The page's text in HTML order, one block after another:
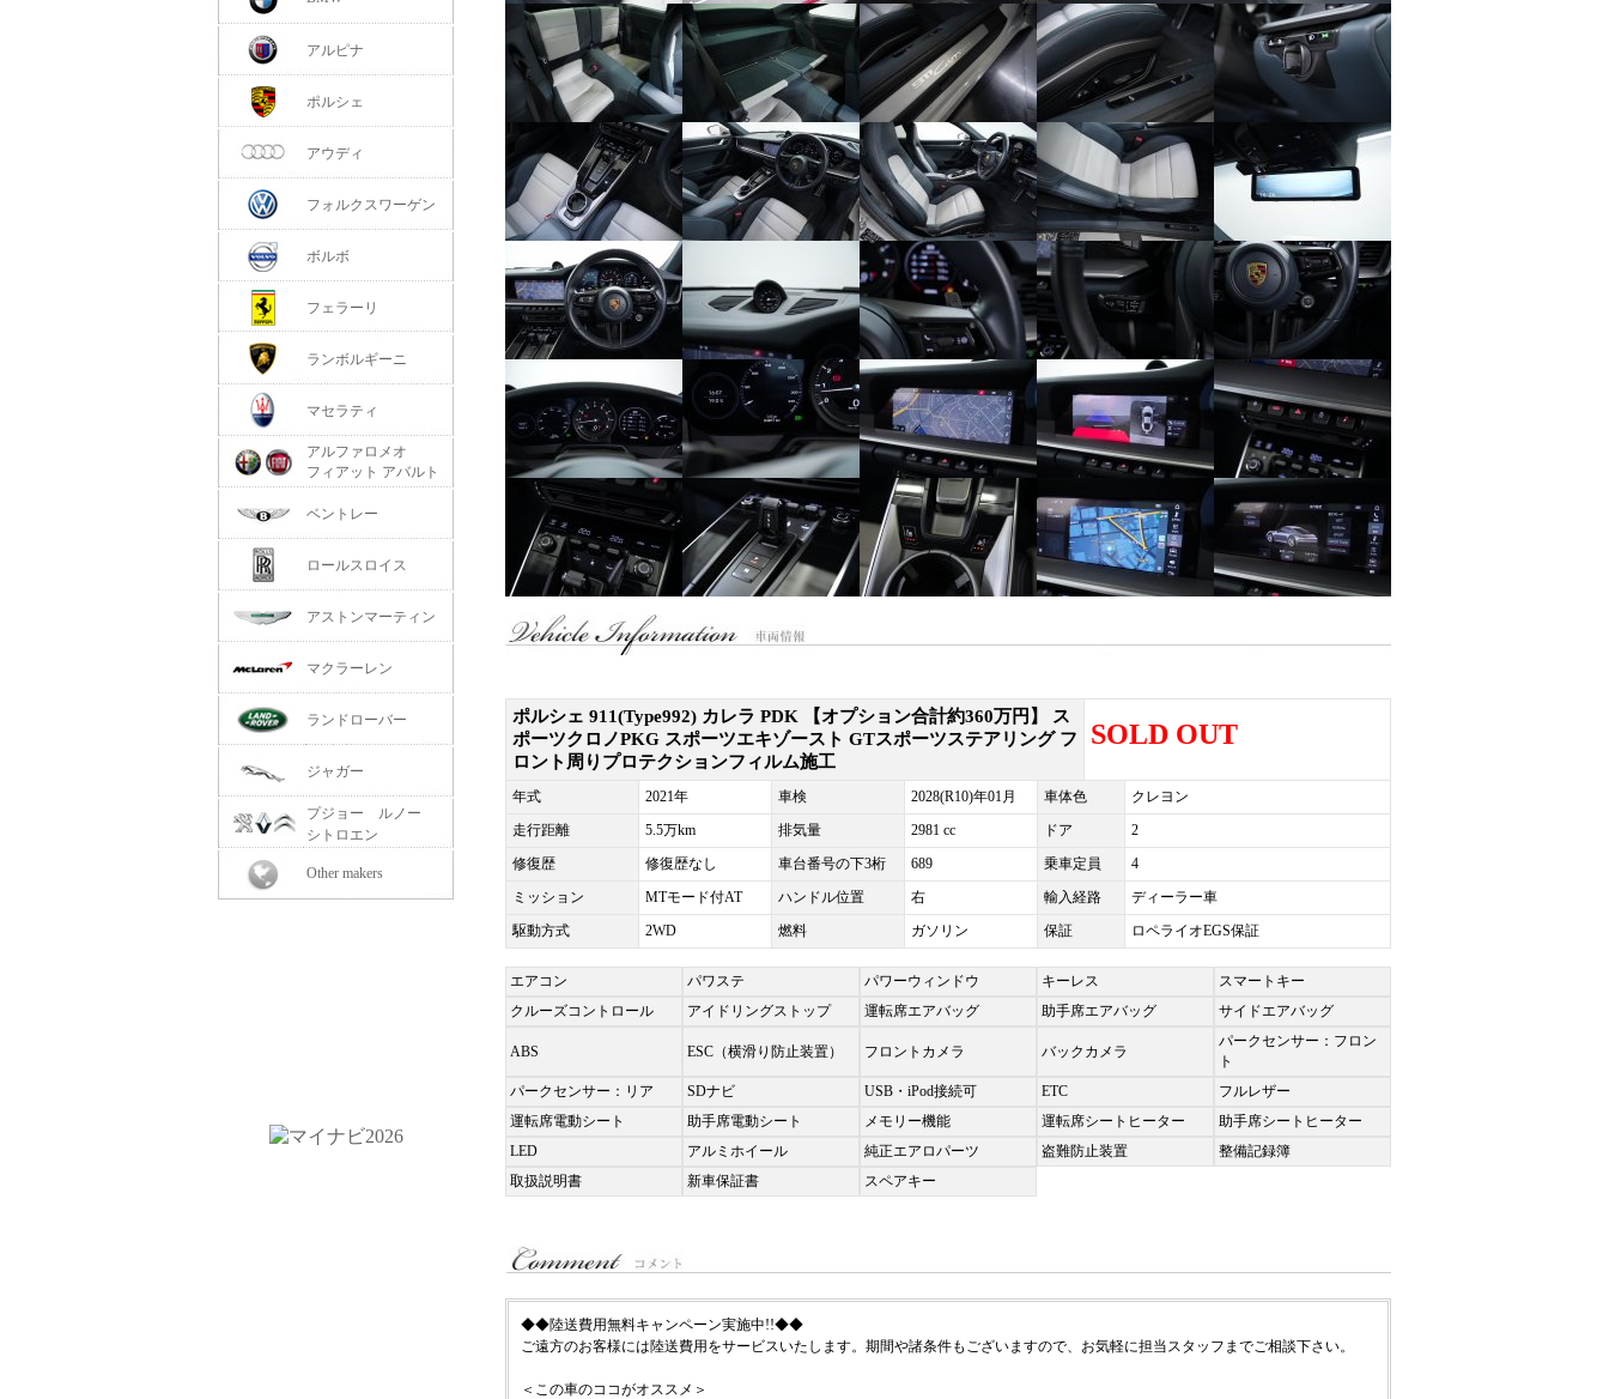
ポルシェ 911(Type992) カレラ PDK 【オプション合計約360万円】 ス
ポーツクロノPKG スポーツエキゾースト GTスポーツステアリング フ
ロント周りプロテクションフィルム施工
SOLD OUT
年式 2021年 車検 2028(R10)年01月 車体色
クレヨン
走行距離
5.5万km 排気量 2981 cc ドア
2
修復歴
修復歴なし 車台番号の下3桁 689 乗車定員
4
ミッション
MTモード付AT ハンドル位置 右 輸入経路
ディーラー車
駆動方式
2WD 燃料 ガソリン 保証 ロペライオEGS保証
エアコン パワステ パワーウィンドウ キーレス
スマートキー
クルーズコントロール
アイドリングストップ 運転席エアバッグ 助手席エアバッグ サイドエアバッグ
ABS ESC（横滑り防止装置） フロントカメラ バックカメラ
パークセンサー：フロン
ト
パークセンサー：リア
SDナビ USB・iPod接続可 ETC
フルレザー
運転席電動シート
助手席電動シート メモリー機能 運転席シートヒーター
助手席シートヒーター
LED
アルミホイール 純正エアロパーツ 盗難防止装置
整備記録簿
取扱説明書
新車保証書 スペアキー
◆◆陸送費用無料キャンペーン実施中!!◆◆
ご遠方のお客様には陸送費用をサービスいたします。期間や諸条件もございますので、お気軽に担当スタッフまでご相談下さい。
＜この車のココがオススメ＞
アルピナ
ポルシェ
アウディ
フォルクスワーゲン
ボルボ
フェラーリ
ランボルギーニ
マセラティ
アルファロメオ
フィアット アバルト
ベントレー
ロールスロイス
アストンマーティン
マクラーレン
ランドローバー
ジャガー
プジョー ルノー
シトロエン
Other makers